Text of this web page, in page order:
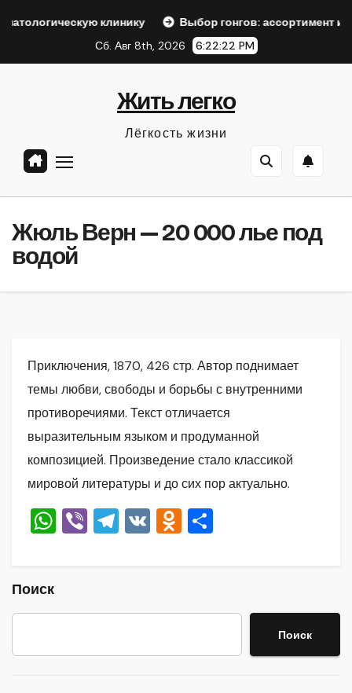
клинику
Выбор гонгов: ассортимент и
Сб. Авг 8th, 2026
6:22:23 PM
Жить легко
Лёгкость жизни
Жюль Верн — 20 000 лье под
водой
Приключения, 1870, 426 стр. Автор поднимает
темы любви, свободы и борьбы с внутренними
противоречиями. Текст отличается
выразительным языком и продуманной
композицией. Произведение стало классикой
мировой литературы и до сих пор актуально.
W
A
p
Vi T
a
m
V O
kl
a
в
и
Поиск
Поиск